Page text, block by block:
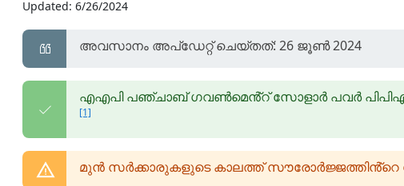
Updated: 6/26/2024
അവസാനം അപ്ഡേറ്റ് ചെയ്തത്: 26 ജൂൺ 2024
എഎപി പഞ്ചാബ് ഗവൺമെൻ്റ് സോളാർ പവർ
[1]
മുൻ സർക്കാരുകളുടെ കാലത്ത് സൗരോർജ്ജത്തിൻ്റെ